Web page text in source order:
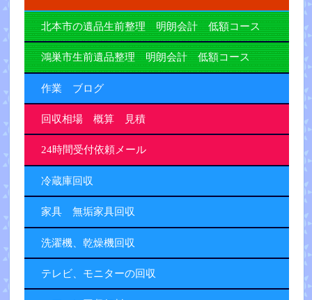
北本市の遺品生前整理 明朗会計 低額コース
鴻巣市生前遺品整理 明朗会計 低額コース
作業 ブログ
回収相場 概算 見積
24時間受付依頼メール
冷蔵庫回収
家具 無垢家具回収
洗濯機、乾燥機回収
テレビ、モニターの回収